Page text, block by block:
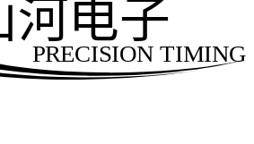
PRECISION TIMING
河电子